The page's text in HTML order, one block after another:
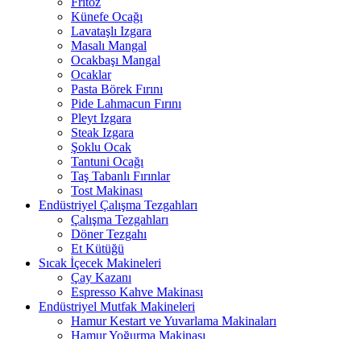
Künefe Ocağı
Lavataşlı Izgara
Masalı Mangal
Ocakbaşı Mangal
Ocaklar
Pasta Börek Fırını
Pide Lahmacun Fırını
Pleyt Izgara
Steak Izgara
Şoklu Ocak
Tantuni Ocağı
Taş Tabanlı Fırınlar
Tost Makinası
Endüstriyel Çalışma Tezgahları
Çalışma Tezgahları
Döner Tezgahı
Et Kütüğü
Sıcak İçecek Makineleri
Çay Kazanı
Espresso Kahve Makinası
Endüstriyel Mutfak Makineleri
Hamur Kestart ve Yuvarlama Makinaları
Hamur Yoğurma Makinası